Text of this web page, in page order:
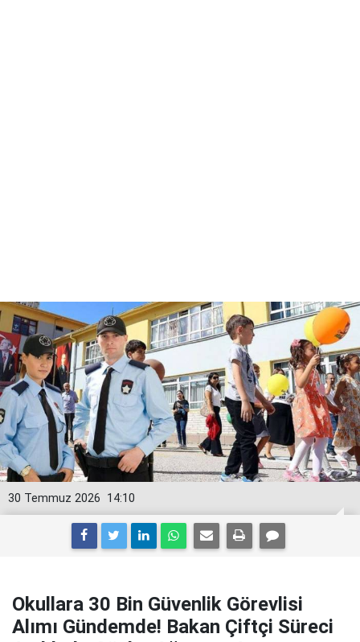
14:10
30 Temmuz 2026
Okullara 30 Bin Güvenlik Görevlisi
Alımı Gündemde! Bakan Çiftçi Süreci